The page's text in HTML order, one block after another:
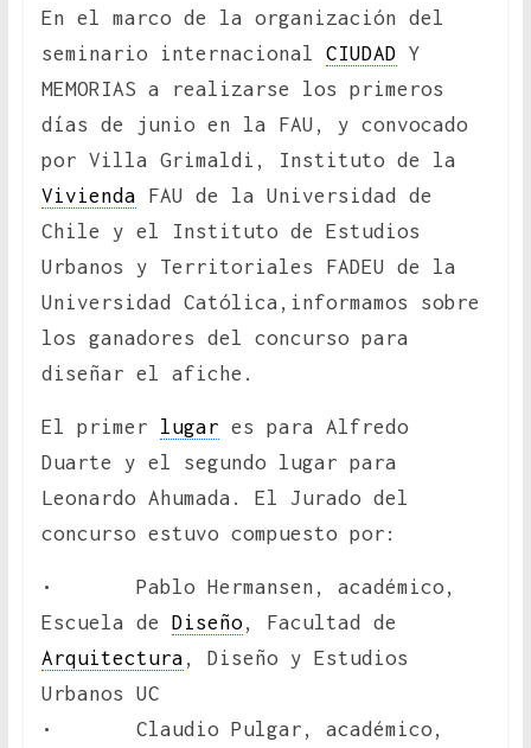
En el marco de la organización del
seminario internacional CIUDAD Y
MEMORIAS a realizarse los primeros
días de junio en la FAU, y convocado
por Villa Grimaldi, Instituto de la
Vivienda FAU de la Universidad de
Chile y el Instituto de Estudios
Urbanos y Territoriales FADEU de la
Universidad Católica,informamos sobre
los ganadores del concurso para
diseñar el afiche.
El primer lugar es para Alfredo
Duarte y el segundo lugar para
Leonardo Ahumada. El Jurado del
concurso estuvo compuesto por:
• Pablo Hermansen, académico,
Escuela de Diseño, Facultad de
Arquitectura , Diseño y Estudios
Urbanos UC
• Claudio Pulgar, académico,